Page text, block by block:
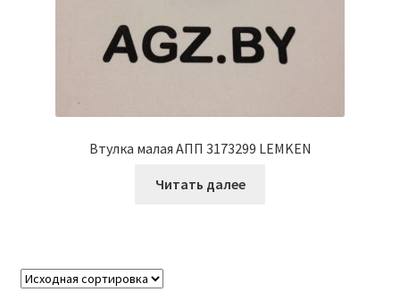
Втулка малая АПП 3173299 LEMKEN
Читать далее